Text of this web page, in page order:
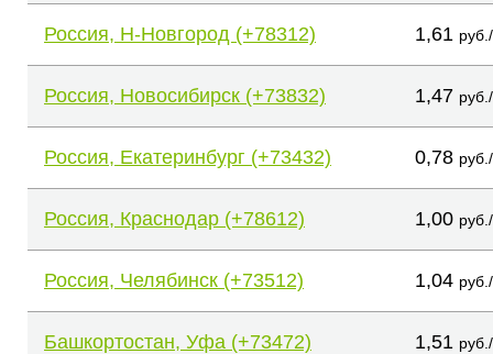
Россия, Н-Новгород (+78312) 1,61
Россия, Новосибирск (+73832) 1,47
Россия, Екатеринбург (+73432) 0,78
Россия, Краснодар (+78612) 1,00
Россия, Челябинск (+73512) 1,04
Башкортостан, Уфа (+73472) 1,51